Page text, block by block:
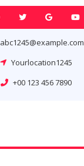
abc1245@example.com
Yourlocation1245
+00 123 456 7890